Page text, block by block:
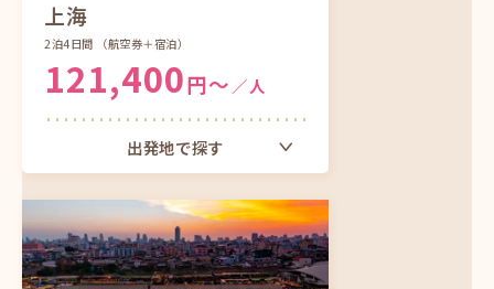
上海
2泊4日間 （航空券＋宿泊）
121,400円〜 ／人
出発地で探す
東京（羽田）発
ツアーをもっと見る